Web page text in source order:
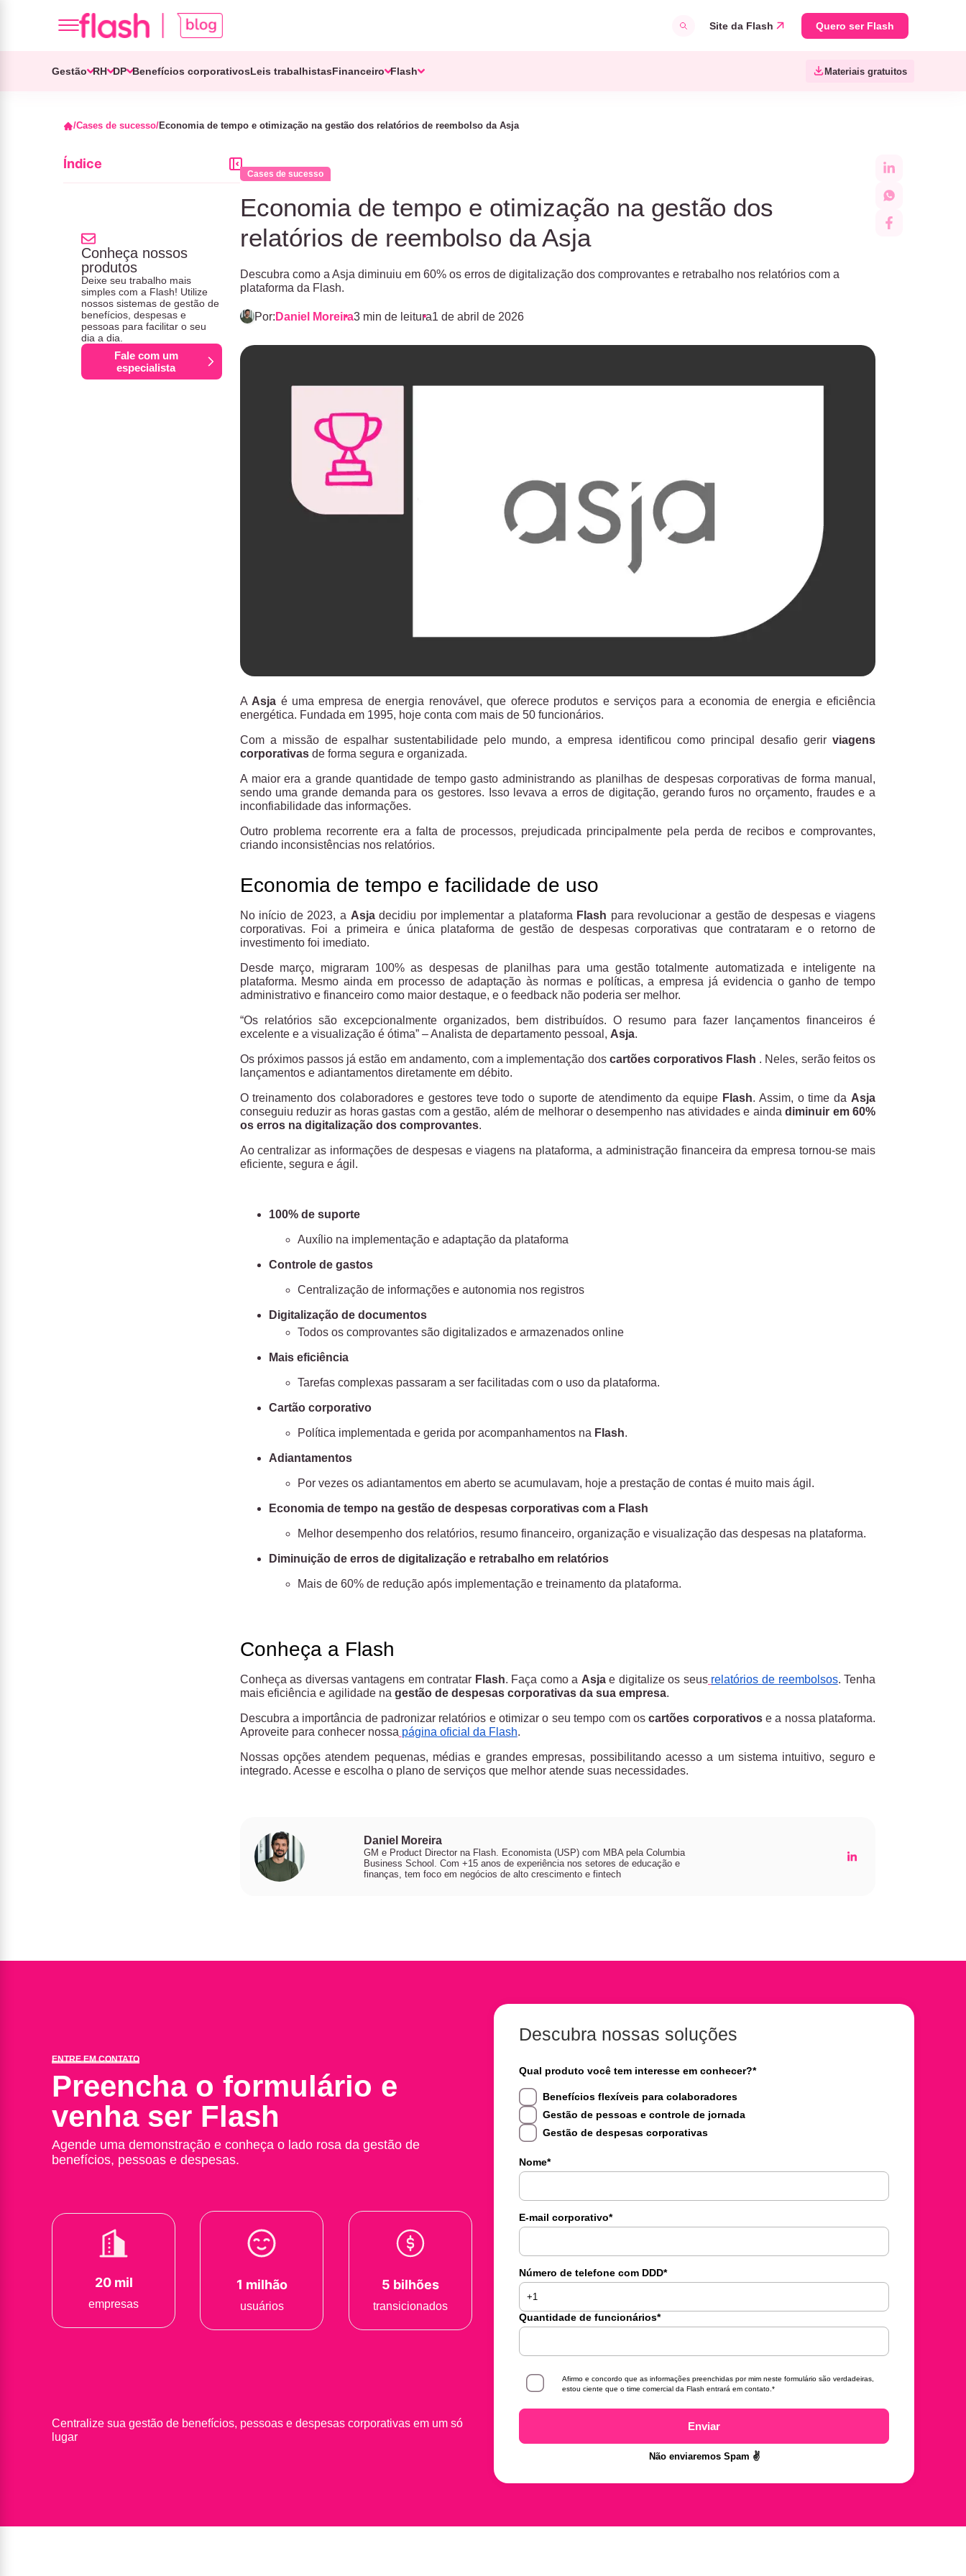
Site da Flash Quero ser Flash
Gestão RH DP Benefícios corporativosLeis trabalhistasFinanceiro Flash Materiais gratuitos
Cases de sucesso Economia de tempo e otimização na gestão dos relatórios de reembolso da Asja
Cases de sucesso
Economia de tempo e otimização na gestão dos
relatórios de reembolso da Asja
Descubra como a Asja diminuiu em 60% os erros de digitalização dos comprovantes e retrabalho nos relatórios com a
plataforma da Flash.
Por: Daniel Moreira3 min de leitura1 de abril de 2026
A Asja é uma empresa de energia renovável, que oferece produtos e serviços para a economia de energia e eficiência
energética. Fundada em 1995, hoje conta com mais de 50 funcionários.
Com a missão de espalhar sustentabilidade pelo mundo, a empresa identificou como principal desafio gerir viagens
corporativasde forma segura e organizada.
A maior era a grande quantidade de tempo gasto administrando as planilhas de despesas corporativas de forma manual,
sendo uma grande demanda para os gestores. Isso levava a erros de digitação, gerando furos no orçamento, fraudes e a
inconfiabilidade das informações.
Outro problema recorrente era a falta de processos, prejudicada principalmente pela perda de recibos e comprovantes,
criando inconsistências nos relatórios.
Economia de tempo e facilidade de uso
No início de 2023, a Asjadecidiu por implementar a plataforma Flash para revolucionar a gestão de despesas e viagens
corporativas. Foi a primeira e única plataforma de gestão de despesas corporativas que contrataram e o retorno de
investimento foi imediato.
Desde março, migraram 100% as despesas de planilhas para uma gestão totalmente automatizada e inteligente na
plataforma. Mesmo ainda em processo de adaptação às normas e políticas, a empresa já evidencia o ganho de tempo
administrativo e financeiro como maior destaque, e o feedback não poderia ser melhor.
“Os relatórios são excepcionalmente organizados, bem distribuídos. O resumo para fazer lançamentos financeiros é
excelente e a visualização é ótima” – Analista de departamento pessoal, Asja.
Os próximos passos já estão em andamento, com a implementação dos cartões corporativos Flash . Neles, serão feitos os
lançamentos e adiantamentos diretamente em débito.
O treinamento dos colaboradores e gestores teve todo o suporte de atendimento da equipe Flash. Assim, o time da Asja
conseguiu reduzir as horas gastas com a gestão, além de melhorar o desempenho nas atividades e aindadiminuir em 60%
os erros na digitalização dos comprovantes.
Ao centralizar as informações de despesas e viagens na plataforma, a administração financeira da empresa tornou-se mais
eficiente, segura e ágil.
100% de suporte
Auxílio na implementação e adaptação da plataforma
Controle de gastos
Centralização de informações e autonomia nos registros
Digitalização de documentos
Todos os comprovantes são digitalizados e armazenados online
Mais eficiência
Tarefas complexas passaram a ser facilitadas com o uso da plataforma.
Cartão corporativo
Política implementada e gerida por acompanhamentos na Flash.
Adiantamentos
Por vezes os adiantamentos em aberto se acumulavam, hoje a prestação de contas é muito mais ágil.
Economia de tempo na gestão de despesas corporativas com a Flash
Melhor desempenho dos relatórios, resumo financeiro, organização e visualização das despesas na plataforma.
Diminuição de erros de digitalização e retrabalho em relatórios
Mais de 60% de redução após implementação e treinamento da plataforma.
Conheça a Flash
Conheça as diversas vantagens em contratar Flash. Faça como a Asjae digitalize os seus relatórios de reembolsos. Tenha
mais eficiência e agilidade na gestão de despesas corporativas da sua empresa.
Descubra a importância de padronizar relatórios e otimizar o seu tempo com oscartões corporativose a nossa plataforma.
Aproveite para conhecer nossa página oficial da Flash.
Nossas opções atendem pequenas, médias e grandes empresas, possibilitando acesso a um sistema intuitivo, seguro e
integrado. Acesse e escolha o plano de serviços que melhor atende suas necessidades.
Daniel Moreira
GM e Product Director na Flash. Economista (USP) com MBA pela Columbia
Business School. Com +15 anos de experiência nos setores de educação e
finanças, tem foco em negócios de alto crescimento e fintech
Índice
Conheça nossos
produtos
Deixe seu trabalho mais
simples com a Flash! Utilize
nossos sistemas de gestão de
benefícios, despesas e
pessoas para facilitar o seu
dia a dia.
Fale com um
especialista
ENTRE EM CONTATO
Preencha o formulário e
venha ser Flash
Agende uma demonstração e conheça o lado rosa da gestão de
benefícios, pessoas e despesas.
20 mil
empresas
1 milhão
usuários
5 bilhões
transicionados
Centralize sua gestão de benefícios, pessoas e despesas corporativas em um só
lugar
Descubra nossas soluções
Qual produto você tem interesse em conhecer?*
Benefícios flexíveis para colaboradores
Gestão de pessoas e controle de jornada
Gestão de despesas corporativas
Nome*
E-mail corporativo*
Número de telefone com DDD*
Quantidade de funcionários*
Afirmo e concordo que as informações preenchidas por mim neste formulário são verdadeiras,
estou ciente que o time comercial da Flash entrará em contato. *
Enviar
Não enviaremos Spam ✌️